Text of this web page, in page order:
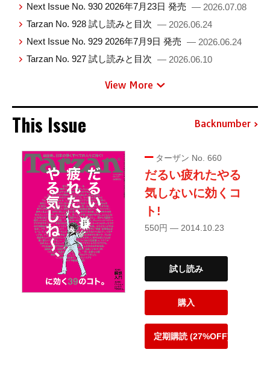
Next Issue No. 930 2026年7月23日 発売 — 2026.07.08
Tarzan No. 928 試し読みと目次 — 2026.06.24
Next Issue No. 929 2026年7月9日 発売 — 2026.06.24
Tarzan No. 927 試し読みと目次 — 2026.06.10
View More
This Issue Backnumber
ターザン No. 660
だるい疲れたやる
気しないに効くコ
ト!
550円 — 2014.10.23
試し読み
購入
定期購読 (27%OFF)